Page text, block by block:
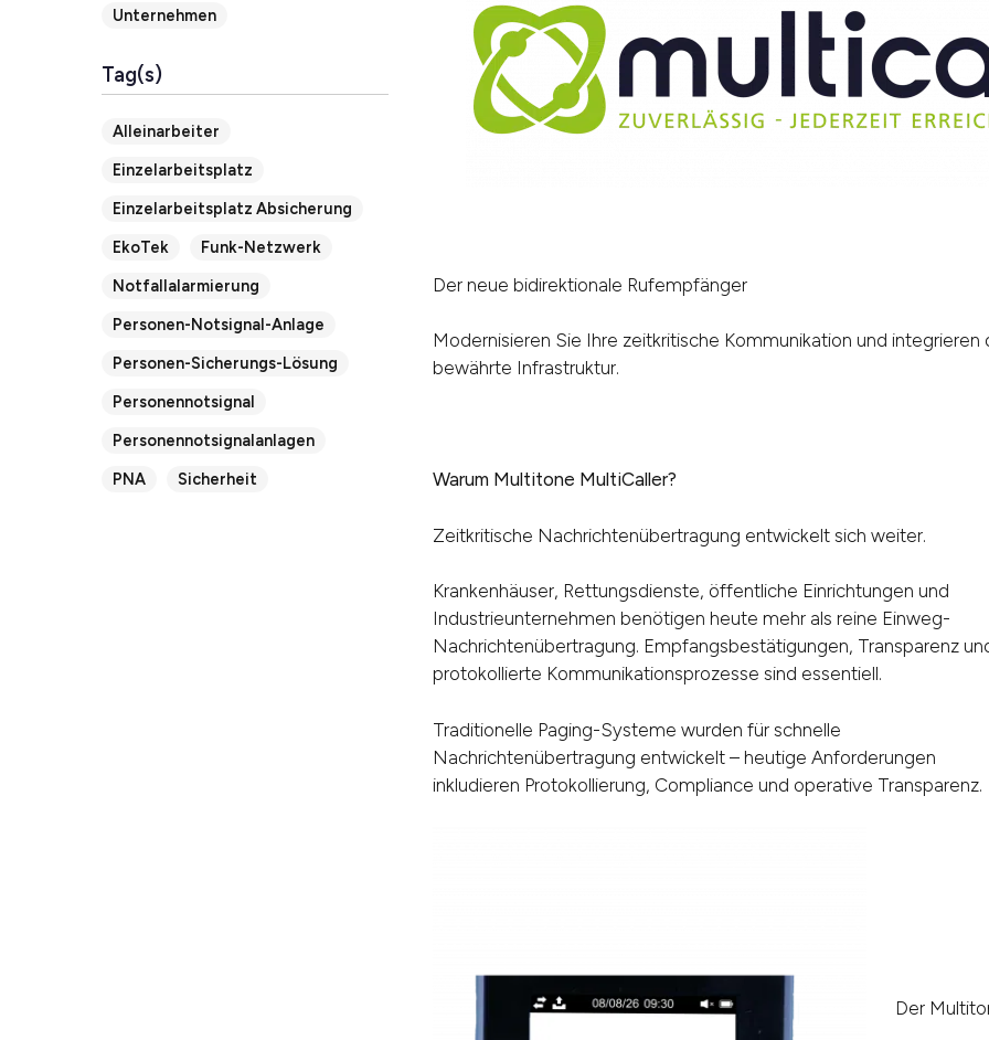
Unternehmen
Tag(s)
Alleinarbeiter
Einzelarbeitsplatz
Einzelarbeitsplatz Absicherung
EkoTek
Funk-Netzwerk
Notfallalarmierung
Personen-Notsignal-Anlage
Personen-Sicherungs-Lösung
Personennotsignal
Personennotsignalanlagen
PNA
Sicherheit
Der neue bidirektionale Rufempfänger
Modernisieren Sie Ihre zeitkritische Kommunikation und
bewährte Infrastruktur.
Warum Multitone MultiCaller?
Zeitkritische Nachrichtenübertragung entwickelt sich weiter.
Krankenhäuser, Rettungsdienste, öffentliche Einrichtungen und
Industrieunternehmen benötigen heute mehr als reine Einweg-
Nachrichtenübertragung. Empfangsbestätigungen, Transparenz
protokollierte Kommunikationsprozesse sind essentiell.
Traditionelle Paging-Systeme wurden für schnelle
Nachrichtenübertragung entwickelt – heutige Anforderungen
inkludieren Protokollierung, Compliance und operative Transparenz.
Der